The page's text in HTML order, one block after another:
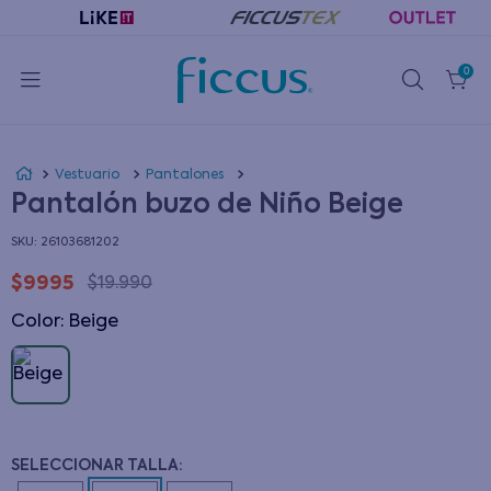
0
Vestuario Pantalones
Pantalón buzo de Niño Beige
: 26103681202
$9995 $19.990
Color: beige